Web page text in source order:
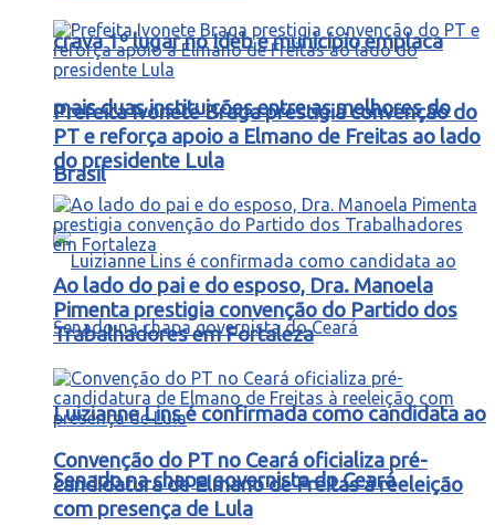
crava 1º lugar no Ideb e município emplaca
mais duas instituições entre as melhores do
Brasil
Luizianne Lins é confirmada como candidata ao
Senado na chapa governista do Ceará
Prefeita Ivonete Braga prestigia convenção do
PT e reforça apoio a Elmano de Freitas ao lado
do presidente Lula
Ao lado do pai e do esposo, Dra. Manoela
Pimenta prestigia convenção do Partido dos
Trabalhadores em Fortaleza
Convenção do PT no Ceará oficializa pré-
candidatura de Elmano de Freitas à reeleição
com presença de Lula